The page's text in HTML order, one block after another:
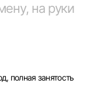
на руки
полная занятость